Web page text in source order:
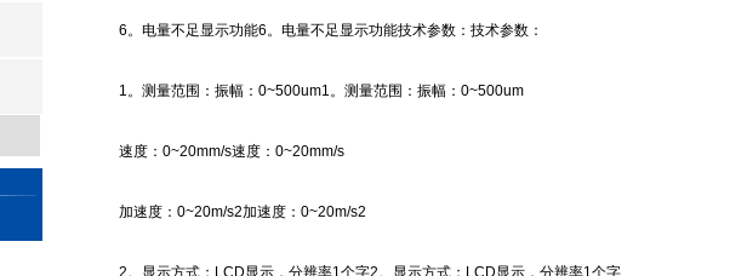
6。电量不足显示功能6。电量不足显示功能技术参数：技术参数：
1。测量范围：振幅：0~500um1。测量范围：振幅：0~500um
速度：0~20mm/s速度：0~20mm/s
加速度：0~20m/s2加速度：0~20m/s2
2。显示方式：LCD显示，分辨率1个字2。显示方式：LCD显示，分辨率1个字